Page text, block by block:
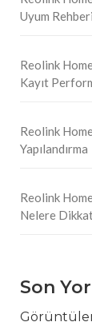
Uyum Rehberi
Reolink
Kayıt
Reolink
Yapılandırma
Reolink
Nelere
Son